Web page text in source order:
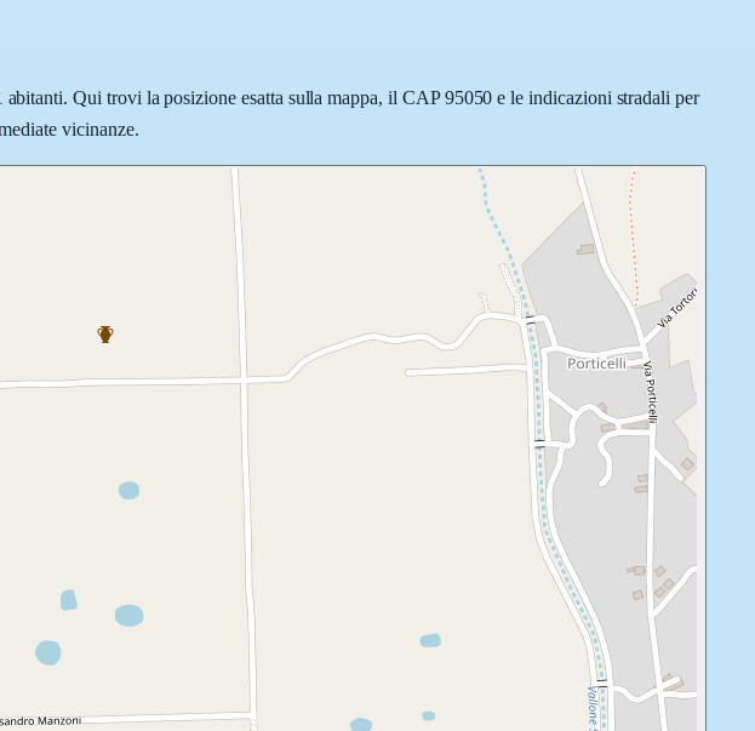
Qui trovi la posizione esatta sulla mappa, il CAP 95050 e le indicazioni stradali per
vicinanze.